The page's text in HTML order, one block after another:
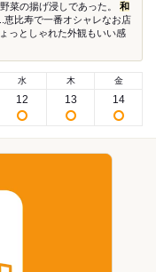
菜の揚げ浸しであった。 和
恵比寿で一番オシャレなお店
っとしゃれた外観もいい感
水
12
木
13
金
14